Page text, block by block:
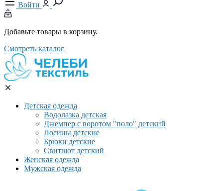
Войти
Добавьте товары в корзину.
Смотреть каталог
Детская одежда
Водолазка детская
Джемпер с воротом "поло" детский
Лосины детские
Брюки детские
Свитшот детский
Женская одежда
Мужская одежда